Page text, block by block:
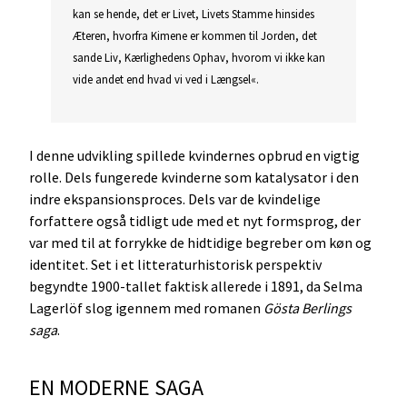
kan se hende, det er Livet, Livets Stamme hinsides
Æteren, hvorfra Kimene er kommen til Jorden, det
sande Liv, Kærlighedens Ophav, hvorom vi ikke kan
vide andet end hvad vi ved i Længsel«.
I denne udvikling spillede kvindernes opbrud en vigtig
rolle. Dels fungerede kvinderne som katalysator i den
indre ekspansionsproces. Dels var de kvindelige
forfattere også tidligt ude med et nyt formsprog, der
var med til at forrykke de hidtidige begreber om køn og
identitet. Set i et litteraturhistorisk perspektiv
begyndte 1900-tallet faktisk allerede i 1891, da Selma
Lagerlöf slog igennem med romanen Gösta Berlings
saga.
EN MODERNE SAGA